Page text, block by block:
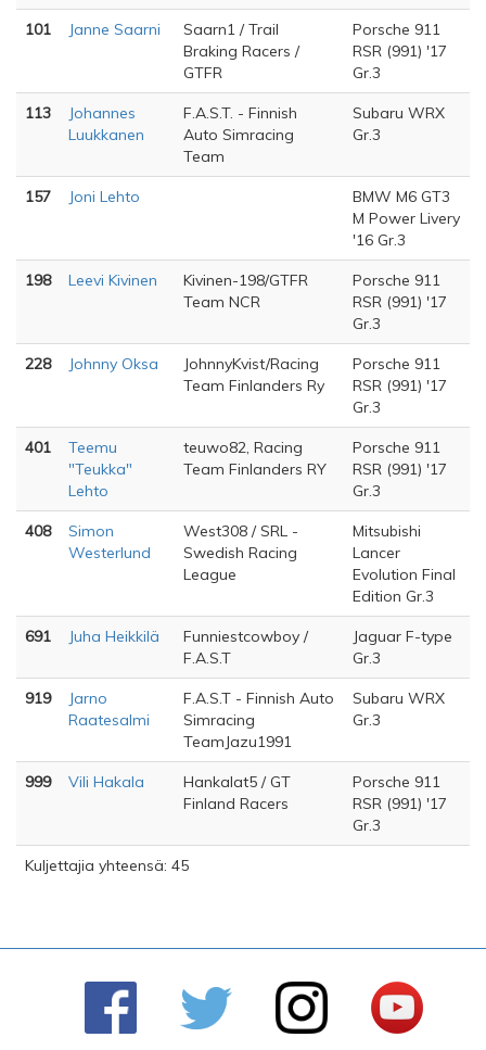
101 Janne Saarni
Saarn1 / Trail
Braking Racers /
GTFR
Porsche 911
RSR (991) '17
Gr.3
113
Johannes
Luukkanen
F.A.S.T. - Finnish
Auto Simracing
Team
Subaru WRX
Gr.3
157 Joni Lehto
BMW M6 GT3
M Power Livery
'16 Gr.3
198 Leevi Kivinen
Kivinen-198/GTFR
Team NCR
Porsche 911
RSR (991) '17
Gr.3
228 Johnny Oksa
JohnnyKvist/Racing
Team Finlanders Ry
Porsche 911
RSR (991) '17
Gr.3
401
Teemu
"Teukka"
Lehto
teuwo82, Racing
Team Finlanders RY
Porsche 911
RSR (991) '17
Gr.3
408
Simon
Westerlund
West308 / SRL -
Swedish Racing
League
Mitsubishi
Lancer
Evolution Final
Edition Gr.3
691 Juha Heikkilä
Funniestcowboy /
F.A.S.T
Jaguar F-type
Gr.3
919
Jarno
Raatesalmi
F.A.S.T - Finnish Auto
Simracing
TeamJazu1991
Subaru WRX
Gr.3
999 Vili Hakala
Hankalat5 / GT
Finland Racers
Porsche 911
RSR (991) '17
Gr.3
Kuljettajia yhteensä: 45